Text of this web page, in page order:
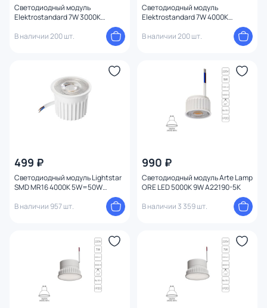
Светодиодный модуль
Elektrostandard 7W 3000K
В наличии 200 шт.
Светодиодный модуль
Elektrostandard 7W 4000K
В наличии 200 шт.
499 ₽
Светодиодный модуль Lightstar
SMD MR16 4000K 5W=50W
В наличии 957 шт.
990 ₽
Светодиодный модуль Arte Lamp
ORE LED 5000К 9W A22190-5K
В наличии 3 359 шт.